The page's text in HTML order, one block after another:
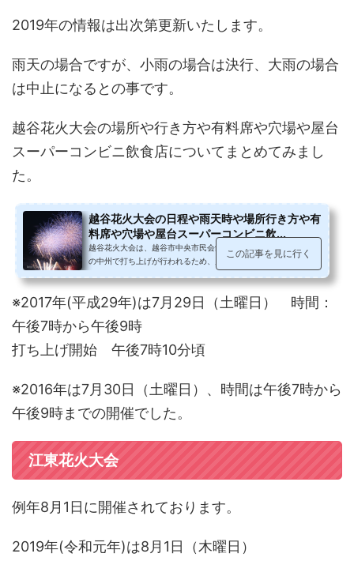
2019年の情報は出次第更新いたします。
雨天の場合ですが、小雨の場合は決行、大雨の場合
は中止になるとの事です。
越谷花火大会の場所や行き方や有料席や穴場や屋台
スーパーコンビニ飲食店についてまとめてみまし
た。
越谷花火大会の日程や雨天時や場所行き方や有
料席や穴場や屋台スーパーコンビニ飲...
越谷花火大会は、越谷市中央市民会館近くの葛西用水と旧荒川間
の中州で打ち上げが行われるため、川の両岸から見ることででき
この記事を見に行く
※2017年(平成29年)は7月29日（土曜日） 時間：
午後7時から午後9時
打ち上げ開始 午後7時10分頃
※2016年は7月30日（土曜日）、時間は午後7時から
午後9時までの開催でした。
江東花火大会
例年8月1日に開催されております。
2019年(令和元年)は8月1日（木曜日）